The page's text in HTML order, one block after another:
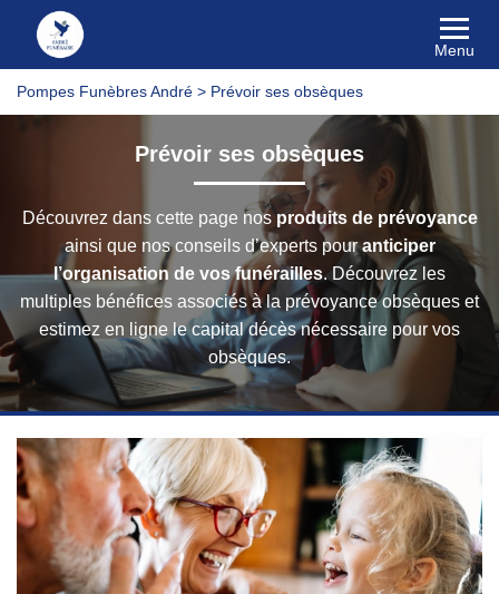
Menu
Pompes Funèbres André > Prévoir ses obsèques
Prévoir ses obsèques
Découvrez dans cette page nosproduits de prévoyance
ainsi que nos conseils d’experts pouranticiper
l’organisation de vos funérailles. Découvrez les
multiples bénéfices associés à la prévoyance obsèques et
estimez en ligne le capital décès nécessaire pour vos
obsèques.